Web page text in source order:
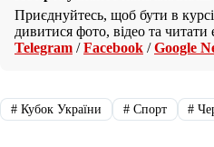
Приєднуйтесь, щоб бути в
дивитися фото, відео та
Telegram /Facebook /Google
#Кубок України #Спорт #